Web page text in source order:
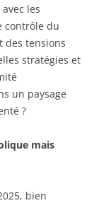
les
contrôle du
des tensions
stratégies et
un paysage
?
mais
bien